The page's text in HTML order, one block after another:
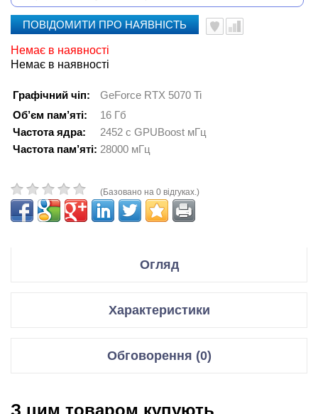
ПОВІДОМИТИ ПРО НАЯВНІСТЬ
Немає в наявності
Немає в наявності
Графічний чіп:
GeForce RTX 5070 Ti
Об’єм пам’яті:
16 Гб
Частота ядра:
2452 с GPUBoost мГц
Частота пам’яті: 28000 мГц
(Базовано на 0 відгуках.)
Огляд
Код производителя GV-N507TGAMING-16GD
Характеристики
Обговорення (0)
З цим товаром купують